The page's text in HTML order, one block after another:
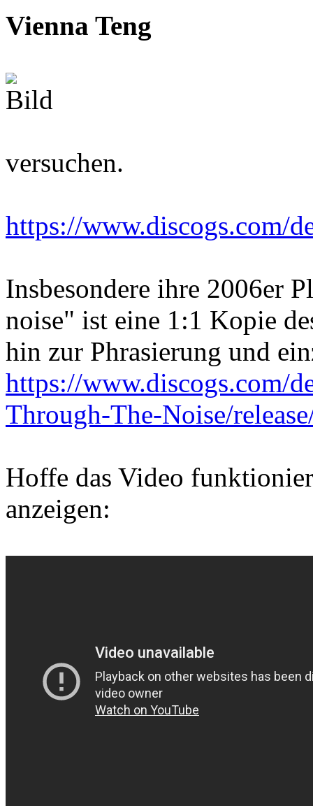
Vienna Teng
versuchen.
https://www.discogs.com/
Insbesondere ihre 2006er
noise" ist eine 1:1 Kopie
hin zur Phrasierung und
https://www.discogs.com/
Through-The-Noise/
Hoffe das Video
anzeigen: